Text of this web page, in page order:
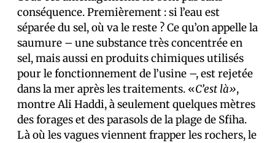
conséquence. Premièrement : si l’eau est
séparée du sel, où va le reste ? Ce qu’on appelle la
saumure – une substance très concentrée en
sel, mais aussi en produits chimiques utilisés
pour le fonctionnement de l’usine –, est rejetée
dans la mer après les traitements. «C’est là»,
montre Ali Haddi, à seulement quelques mètres
des forages et des parasols de la plage de Sfiha.
Là où les vagues viennent frapper les rochers, le